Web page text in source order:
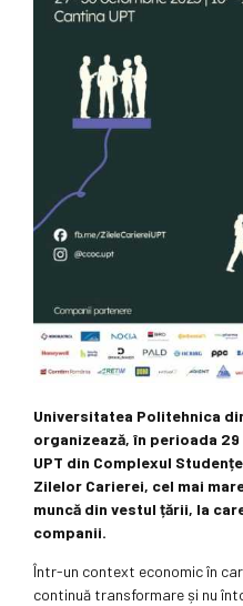
Universitatea Politehnica
organizează, în perioada
UPT din Complexul
Zilelor Carierei, cel mai
muncă din vestul țării, la
companii.
Într-un context economic în
continuă transformare și nu